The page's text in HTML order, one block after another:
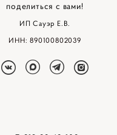
поделиться с вами!
ИП Сауэр Е.В.
ИНН: 890100802039